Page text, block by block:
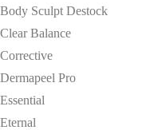
Body Sculpt Destock
Clear Balance
Corrective
Dermapeel Pro
Essential
Eternal